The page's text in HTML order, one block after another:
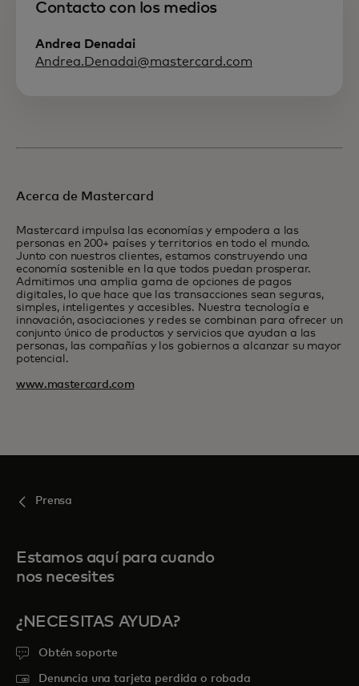
Contacto con los medios
Andrea Denadai
Andrea.Denadai@mastercard.com
Acerca de Mastercard
Mastercard impulsa las economías y empodera a las
personas en 200+ países y territorios en todo el mundo.
Junto con nuestros clientes, estamos construyendo una
economía sostenible en la que todos puedan prosperar.
Admitimos una amplia gama de opciones de pagos
digitales, lo que hace que las transacciones sean seguras,
simples, inteligentes y accesibles. Nuestra tecnología e
innovación, asociaciones y redes se combinan para ofrecer un
conjunto único de productos y servicios que ayudan a las
personas, las compañías y los gobiernos a alcanzar su mayor
potencial.
www.mastercard.com
Prensa
Estamos aquí para cuando
nos necesites
¿NECESITAS AYUDA?
Obtén soporte
Denuncia una tarjeta perdida o robada